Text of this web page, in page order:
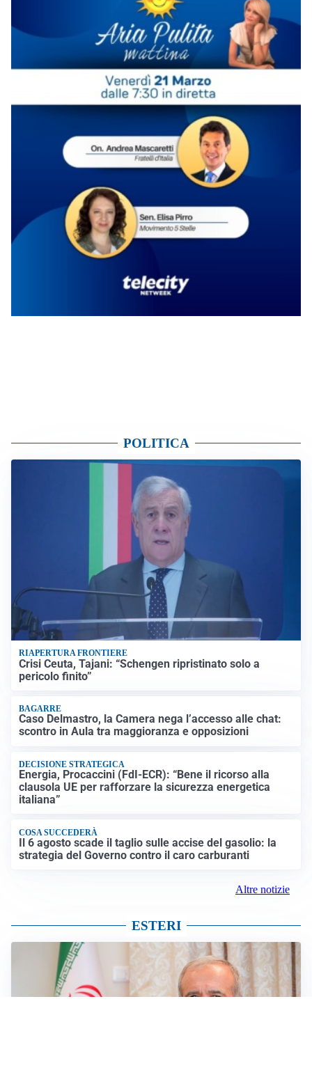
POLITICA
RIAPERTURA FRONTIERE
Crisi Ceuta, Tajani: “Schengen ripristinato solo a
pericolo finito”
BAGARRE
Caso Delmastro, la Camera nega l’accesso alle chat:
scontro in Aula tra maggioranza e opposizioni
DECISIONE STRATEGICA
Energia, Procaccini (FdI-ECR): “Bene il ricorso alla
clausola UE per rafforzare la sicurezza energetica
italiana”
COSA SUCCEDERÀ
Il 6 agosto scade il taglio sulle accise del gasolio: la
strategia del Governo contro il caro carburanti
Altre notizie
ESTERI